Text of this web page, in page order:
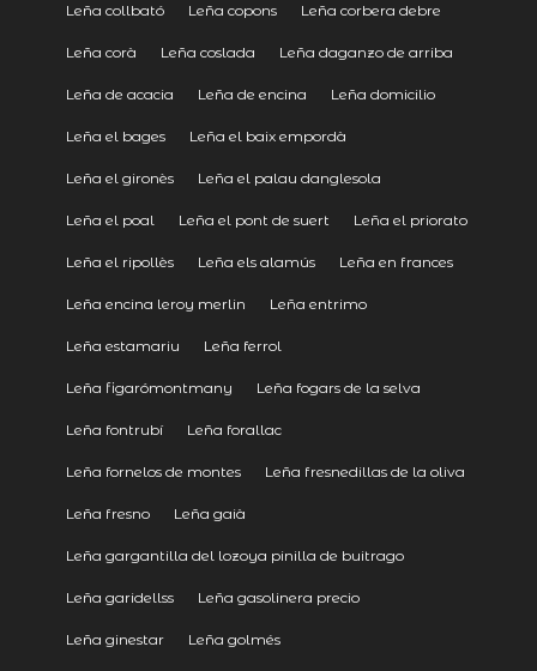
Leña collbató Leña copons Leña corbera debre
Leña corà Leña coslada Leña daganzo de arriba
Leña de acacia Leña de encina Leña domicilio
Leña el bages Leña el baix empordà
Leña el gironès Leña el palau danglesola
Leña el poal Leña el pont de suert Leña el priorato
Leña el ripollès Leña els alamús Leña en frances
Leña encina leroy merlin Leña entrimo
Leña estamariu Leña ferrol
Leña figarómontmany Leña fogars de la selva
Leña fontrubí Leña forallac
Leña fornelos de montes Leña fresnedillas de la oliva
Leña fresno Leña gaià
Leña gargantilla del lozoya pinilla de buitrago
Leña garidellss Leña gasolinera precio
Leña ginestar Leña golmés